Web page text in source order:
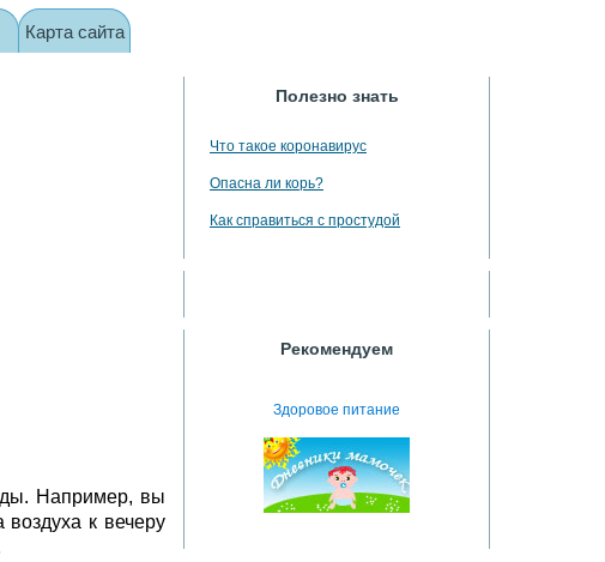
Например, вы
к вечеру
Полезно знать
Что такое коронавирус
Опасна ли корь?
Как справиться с простудой
Рекомендуем
Здоровое питание
Карта сайта